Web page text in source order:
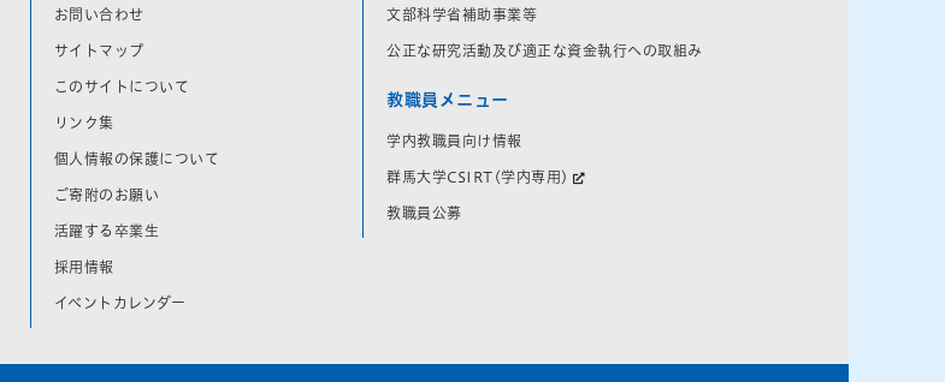
お問い合わせ
サイトマップ
このサイトについて
リンク集
個人情報の保護について
ご寄附のお願い
活躍する卒業生
採用情報
イベントカレンダー
文部科学省補助事業等
公正な研究活動及び適正な資金執行への取組み
教職員メニュー
学内教職員向け情報
群馬大学CSIRT(学内専用)
教職員公募